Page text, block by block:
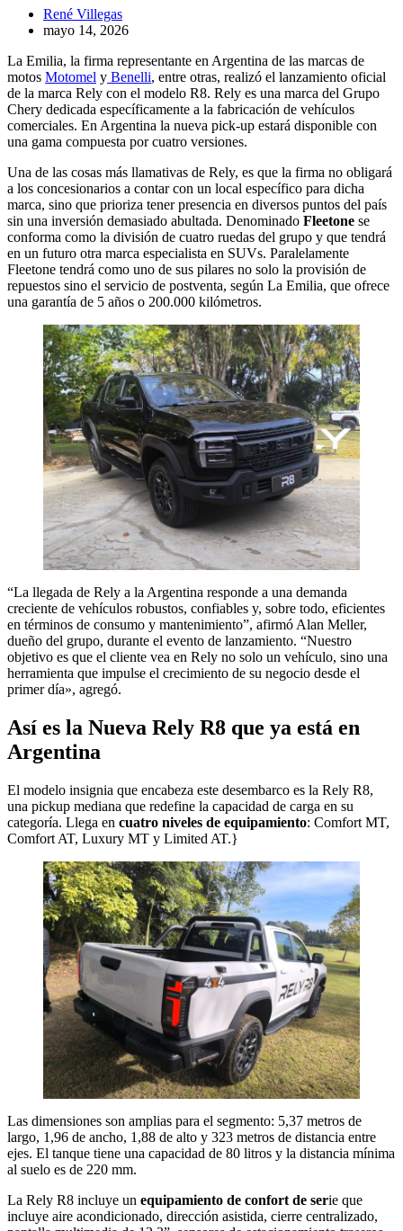
René Villegas
mayo 14, 2026
La Emilia, la firma representante en Argentina de las marcas de
motos Motomel y Benelli, entre otras, realizó el lanzamiento oficial
de la marca Rely con el modelo R8. Rely es una marca del Grupo
Chery dedicada específicamente a la fabricación de vehículos
comerciales. En Argentina la nueva pick-up estará disponible con
una gama compuesta por cuatro versiones.
Una de las cosas más llamativas de Rely, es que la firma no obligará
a los concesionarios a contar con un local específico para dicha
marca, sino que prioriza tener presencia en diversos puntos del país
sin una inversión demasiado abultada. Denominado Fleetone se
conforma como la división de cuatro ruedas del grupo y que tendrá
en un futuro otra marca especialista en SUVs. Paralelamente
Fleetone tendrá como uno de sus pilares no solo la provisión de
repuestos sino el servicio de postventa, según La Emilia, que ofrece
una garantía de 5 años o 200.000 kilómetros.
“La llegada de Rely a la Argentina responde a una demanda
creciente de vehículos robustos, confiables y, sobre todo, eficientes
en términos de consumo y mantenimiento”, afirmó Alan Meller,
dueño del grupo, durante el evento de lanzamiento. “Nuestro
objetivo es que el cliente vea en Rely no solo un vehículo, sino una
herramienta que impulse el crecimiento de su negocio desde el
primer día», agregó.
Así es la Nueva Rely R8 que ya está en
Argentina
El modelo insignia que encabeza este desembarco es la Rely R8,
una pickup mediana que redefine la capacidad de carga en su
categoría. Llega en cuatro niveles de equipamiento: Comfort MT,
Comfort AT, Luxury MT y Limited AT.}
Las dimensiones son amplias para el segmento: 5,37 metros de
largo, 1,96 de ancho, 1,88 de alto y 323 metros de distancia entre
ejes. El tanque tiene una capacidad de 80 litros y la distancia mínima
al suelo es de 220 mm.
La Rely R8 incluye un equipamiento de confort de serie que
incluye aire acondicionado, dirección asistida, cierre centralizado,